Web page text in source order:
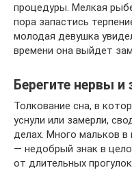
процедуры. Мелкая
пора запастись
молодая девушка
времени она выйдет
Берегите нервы и
Толкование сна, в
уснули или замерли,
делах. Много мальков в
— недобрый знак в
от длительных